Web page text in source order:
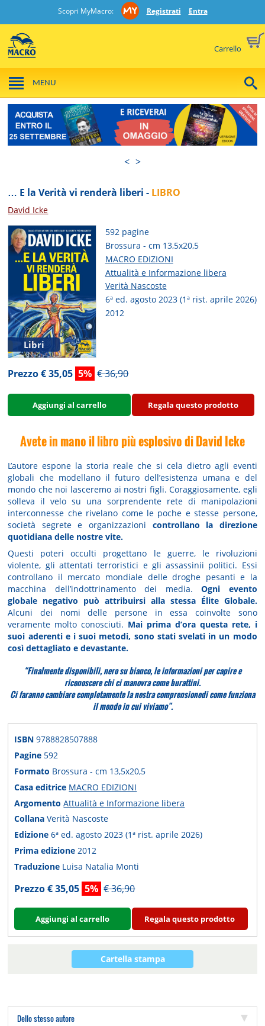
Scopri MyMacro: Registrati Entra
Carrello
MENU
< >
… E la Verità vi renderà liberi - LIBRO
David Icke
Libri
592 pagine
Brossura - cm 13,5x20,5
MACRO EDIZIONI
Attualità e Informazione libera
Verità Nascoste
6ª ed. agosto 2023 (1ª rist. aprile 2026)
2012
Prezzo € 35,05 5% € 36,90
Aggiungi al carrello Regala questo prodotto
Avete in mano il libro più esplosivo di David Icke
L’autore espone la storia reale che si cela dietro agli eventi
globali che modellano il futuro dell’esistenza umana e del
mondo che noi lasceremo ai nostri figli. Coraggiosamente, egli
solleva il velo su una sorprendente rete di manipolazioni
interconnesse che rivelano come le poche e stesse persone,
società segrete e organizzazioni controllano la direzione
quotidiana delle nostre vite.
Questi poteri occulti progettano le guerre, le rivoluzioni
violente, gli attentati terroristici e gli assassinii politici. Essi
controllano il mercato mondiale delle droghe pesanti e la
macchina dell’indottrinamento dei media.Ogni evento
globale negativo può attribuirsi alla stessa Élite Globale.
Alcuni dei nomi delle persone in essa coinvolte sono
veramente molto conosciuti. Mai prima d’ora questa rete, i
suoi aderenti e i suoi metodi, sono stati svelati in un modo
così dettagliato e devastante.
“Finalmente disponibili, nero su bianco, le informazioni per capire e
riconoscere chi ci manovra come burattini.
Ci faranno cambiare completamente la nostra comprensionedi come funziona
il mondo in cui viviamo”.
ISBN9788828507888
Pagine 592
Formato Brossura - cm 13,5x20,5
Casa editrice MACRO EDIZIONI
ArgomentoAttualità e Informazione libera
CollanaVerità Nascoste
Edizione6ª ed. agosto 2023 (1ª rist. aprile 2026)
Prima edizione2012
Traduzione Luisa Natalia Monti
Prezzo € 35,05 5% € 36,90
Aggiungi al carrello Regala questo prodotto
Cartella stampa
Dello stesso autore